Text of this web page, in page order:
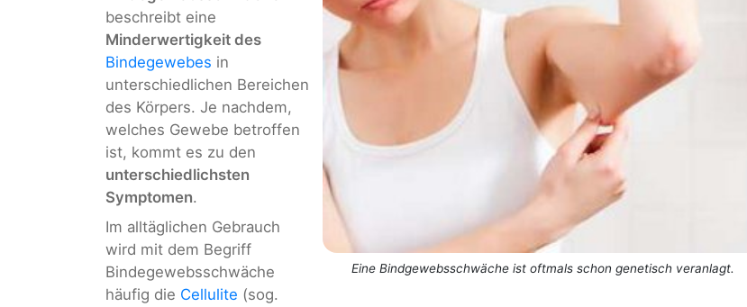
Eine Bindgewebsschwäche ist oftmals schon genetisch veranlagt.
beschreibt eine
Minderwertigkeit des
Bindegewebes in
unterschiedlichen Bereichen
des Körpers. Je nachdem,
welches Gewebe betroffen
ist, kommt es zu den
unterschiedlichsten
Symptomen.
Im alltäglichen Gebrauch
wird mit dem Begriff
Bindegewebsschwäche
häufig die Cellulite (sog.